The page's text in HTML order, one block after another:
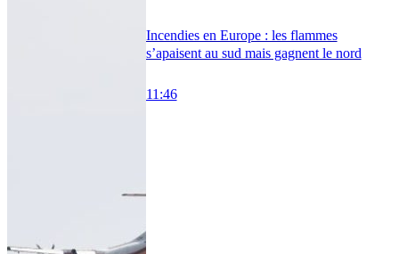
Incendies en Europe : les flammes
s’apaisent au sud mais gagnent le nord
11:46